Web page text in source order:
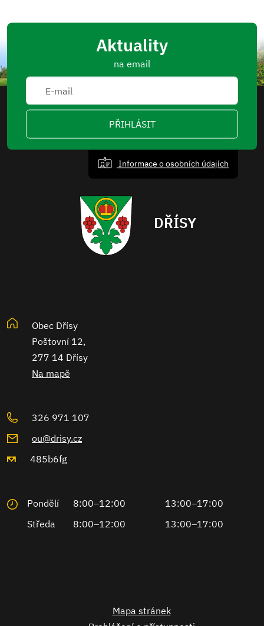
Aktuality
na email
PŘIHLÁSIT
Informace o osobních údajích
DŘÍSY
Obec Dřísy
Poštovní 12,
277 14 Dřísy
Na mapě
326 971 107
ou@drisy.cz
485b6fg
Pondělí 8:00–12:00
13:00–17:00
Středa
8:00–12:00 13:00–17:00
Mapa stránek